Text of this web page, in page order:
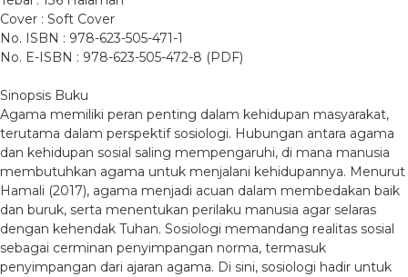
Cover : Soft Cover
No. ISBN : 978-623-505-471-1
No. E-ISBN : 978-623-505-472-8 (PDF)
Sinopsis Buku
Agama memiliki peran penting dalam kehidupan masyarakat,
terutama dalam perspektif sosiologi. Hubungan antara agama
dan kehidupan sosial saling mempengaruhi, di mana manusia
membutuhkan agama untuk menjalani kehidupannya. Menurut
Hamali (2017), agama menjadi acuan dalam membedakan baik
dan buruk, serta menentukan perilaku manusia agar selaras
dengan kehendak Tuhan. Sosiologi memandang realitas sosial
sebagai cerminan penyimpangan norma, termasuk
penyimpangan dari ajaran agama. Di sini, sosiologi hadir untuk